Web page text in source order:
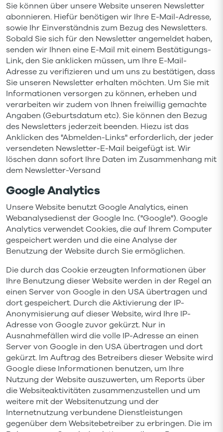
Sie können über unsere Website unseren Newsletter
abonnieren. Hiefür benötigen wir Ihre E-Mail-Adresse,
sowie Ihr Einverständnis zum Bezug des Newsletters.
Sobald Sie sich für den Newsletter angemeldet haben,
senden wir Ihnen eine E-Mail mit einem Bestätigungs-
Link, den Sie anklicken müssen, um Ihre E-Mail-
Adresse zu verifizieren und um uns zu bestätigen, dass
Sie unseren Newsletter erhalten möchten. Um Sie mit
Informationen versorgen zu können, erheben und
verarbeiten wir zudem von Ihnen freiwillig gemachte
Angaben (Geburtsdatum etc). Sie können den Bezug
des Newsletters jederzeit beenden. Hiezu ist das
Anklicken des "Abmelden-Links" erforderlich, der jeder
versendeten Newsletter-E-Mail beigefügt ist. Wir
löschen dann sofort Ihre Daten im Zusammenhang mit
dem Newsletter-Versand
Google Analytics
Unsere Website benutzt Google Analytics, einen
Webanalysedienst der Google Inc. ("Google"). Google
Analytics verwendet Cookies, die auf Ihrem Computer
gespeichert werden und die eine Analyse der
Benutzung der Website durch Sie ermöglichen.
Die durch das Cookie erzeugten Informationen über
Ihre Benutzung dieser Website werden in der Regel an
einen Server von Google in den USA übertragen und
dort gespeichert. Durch die Aktivierung der IP-
Anonymisierung auf dieser Website, wird Ihre IP-
Adresse von Google zuvor gekürzt. Nur in
Ausnahmefällen wird die volle IP-Adresse an einen
Server von Google in den USA übertragen und dort
gekürzt. Im Auftrag des Betreibers dieser Website wird
Google diese Informationen benutzen, um Ihre
Nutzung der Website auszuwerten, um Reports über
die Websiteaktivitäten zusammenzustellen und um
weitere mit der Websitenutzung und der
Internetnutzung verbundene Dienstleistungen
gegenüber dem Websitebetreiber zu erbringen. Die im